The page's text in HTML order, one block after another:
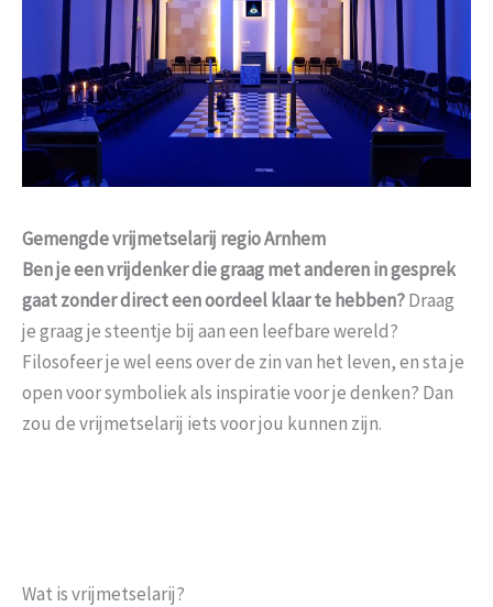
Gemengde vrijmetselarij regio Arnhem
Ben je een vrijdenker die graag met anderen in gesprek
gaat zonder direct een oordeel klaar te hebben?Draag
je graag je steentje bij aan een leefbare wereld?
Filosofeer je wel eens over de zin van het leven, en sta je
open voor symboliek als inspiratie voor je denken? Dan
zou de vrijmetselarij iets voor jou kunnen zijn.
Wat is vrijmetselarij?